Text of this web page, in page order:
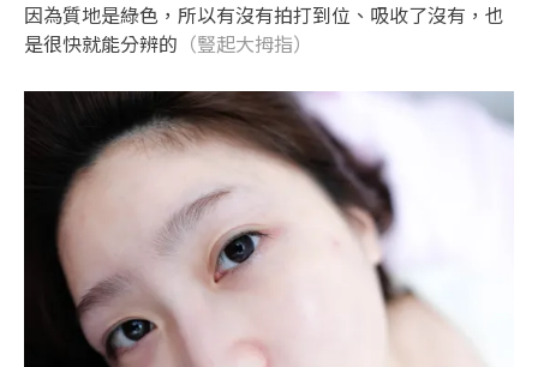
因為質地是綠色，所以有沒有拍打到位、吸收了沒有，也
是很快就能分辨的 （豎起大拇指）